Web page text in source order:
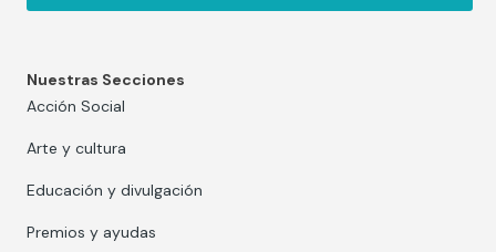
Nuestras Secciones
Acción Social
Arte y cultura
Educación y divulgación
Premios y ayudas